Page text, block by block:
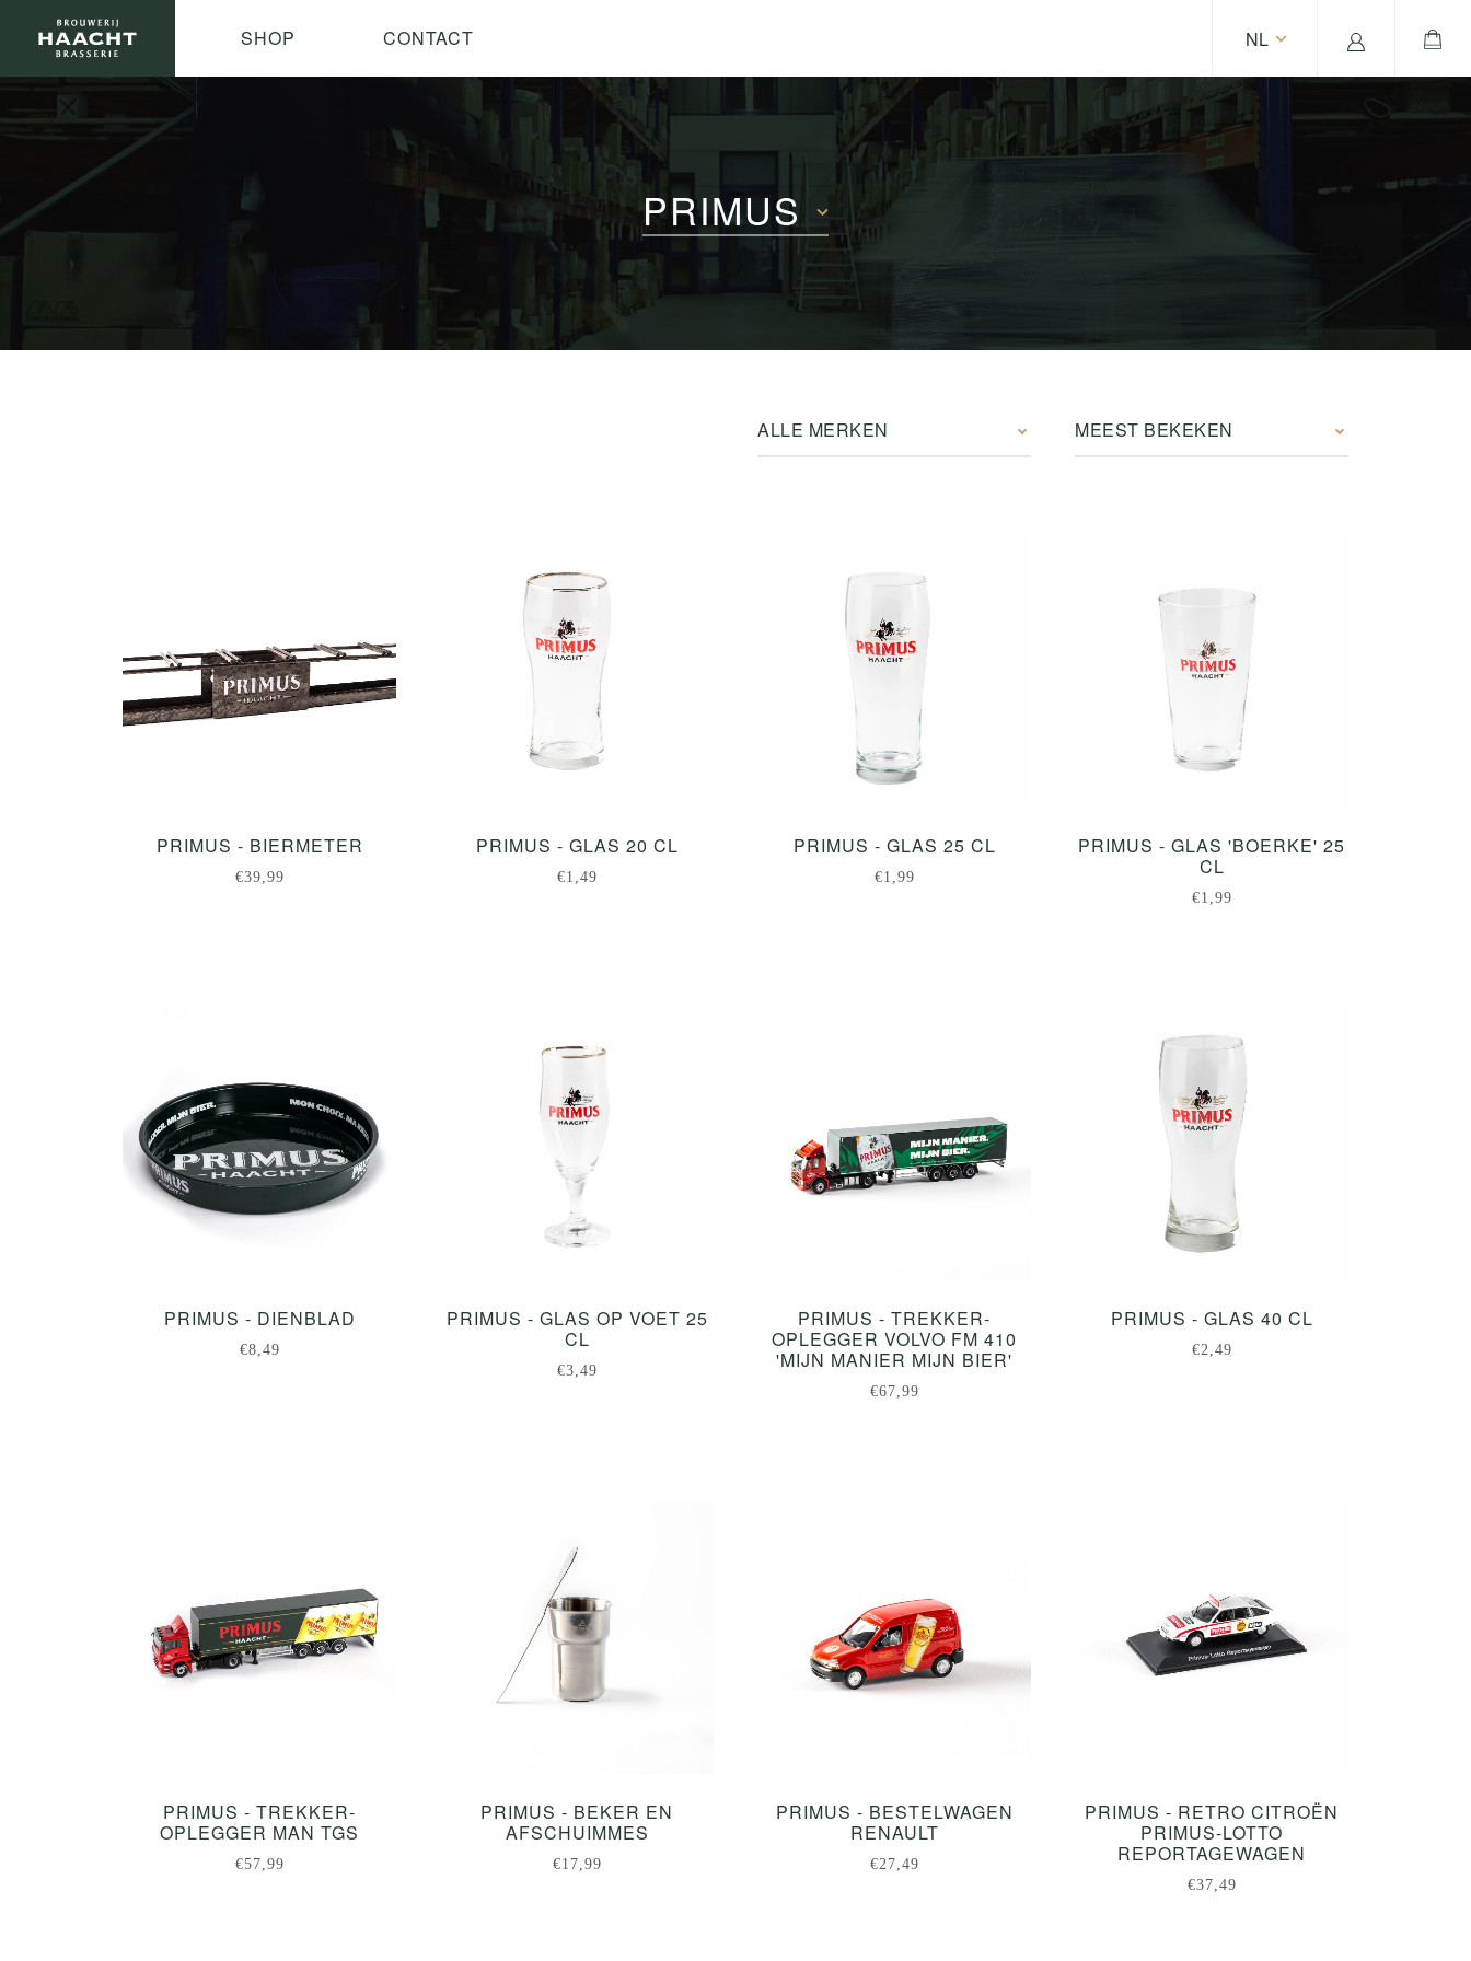
SHOP CONTACT NL
PRIMUS
ALLE MERKEN MEEST BEKEKEN
PRIMUS - BIERMETER
€39,99
PRIMUS - GLAS 20 CL
€1,49
PRIMUS - GLAS 25 CL
€1,99
PRIMUS - GLAS 'BOERKE' 25
CL
€1,99
PRIMUS - DIENBLAD
€8,49
PRIMUS - GLAS OP VOET 25
CL
€3,49
PRIMUS - TREKKER-
OPLEGGER VOLVO FM 410
'MIJN MANIER MIJN BIER'
€67,99
PRIMUS - GLAS 40 CL
€2,49
PRIMUS - TREKKER-
OPLEGGER MAN TGS
€57,99
PRIMUS - BEKER EN
AFSCHUIMMES
€17,99
PRIMUS - BESTELWAGEN
RENAULT
€27,49
PRIMUS - RETRO CITROËN
PRIMUS-LOTTO
REPORTAGEWAGEN
€37,49